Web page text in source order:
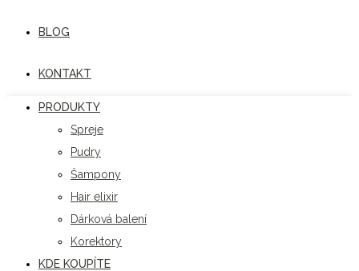
BLOG
KONTAKT
PRODUKTY
Spreje
Pudry
Šampony
Hair elixir
Dárková balení
Korektory
KDE KOUPÍTE